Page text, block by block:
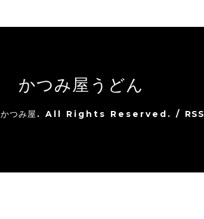
かつみ屋うどん
かつみ屋 . All Rights Reserved. / RSS